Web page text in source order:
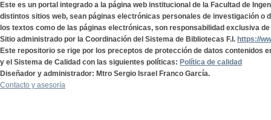
Este es un portal integrado a la página web institucional de la Facultad de
distintos sitios web, sean páginas electrónicas personales de investigación o
los textos como de las páginas electrónicas, son responsabilidad exclusiva
Sitio administrado por la Coordinación del Sistema de Bibliotecas F.I. https://
Este repositorio se rige por los preceptos de protección de datos contenidos
y el Sistema de Calidad con las siguientes políticas: Política de calidad
Diseñador y administrador: Mtro Sergio Israel Franco García.
Contacto y asesoría